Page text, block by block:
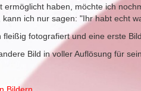
ermöglicht haben, möchte ich
ich nur sagen: "Ihr habt echt
fotografiert und eine erste
Bild in voller Auflösung für